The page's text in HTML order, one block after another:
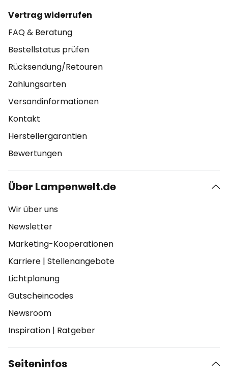
Vertrag widerrufen
FAQ & Beratung
Bestellstatus prüfen
Rücksendung/Retouren
Zahlungsarten
Versandinformationen
Kontakt
Herstellergarantien
Bewertungen
Über Lampenwelt.de
Wir über uns
Newsletter
Marketing-Kooperationen
Karriere | Stellenangebote
Lichtplanung
Gutscheincodes
Newsroom
Inspiration | Ratgeber
Seiteninfos